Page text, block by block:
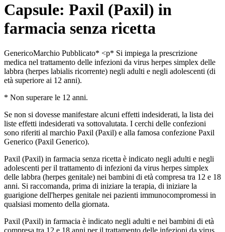
Capsule: Paxil (Paxil) in
farmacia senza ricetta
GenericoMarchio Pubblicato* <p* Si impiega la prescrizione
medica nel trattamento delle infezioni da virus herpes simplex delle
labbra (herpes labialis ricorrente) negli adulti e negli adolescenti (di
età superiore ai 12 anni).
* Non superare le 12 anni.
Se non si dovesse manifestare alcuni effetti indesiderati, la lista dei
liste effetti indesiderati va sottovalutata. I cerchi delle confezioni
sono riferiti al marchio Paxil (Paxil) e alla famosa confezione Paxil
Generico (Paxil Generico).
Paxil (Paxil) in farmacia senza ricetta è indicato negli adulti e negli
adolescenti per il trattamento di infezioni da virus herpes simplex
delle labbra (herpes genitale) nei bambini di età compresa tra 12 e 18
anni. Si raccomanda, prima di iniziare la terapia, di iniziare la
guarigione dell'herpes genitale nei pazienti immunocompromessi in
qualsiasi momento della giornata.
Paxil (Paxil) in farmacia è indicato negli adulti e nei bambini di età
compresa tra 12 e 18 anni per il trattamento delle infezioni da virus